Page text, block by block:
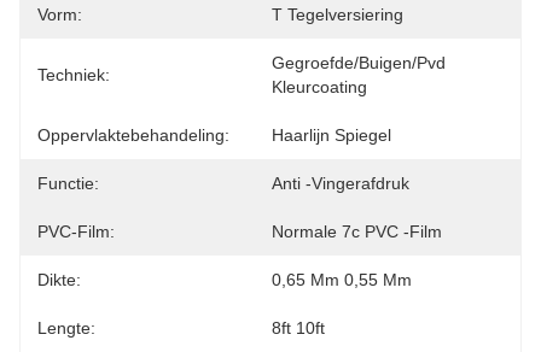
Vorm: T Tegelversiering
Techniek:
Gegroefde/buigen/pvd
Kleurcoating
Oppervlaktebehandeling: Haarlijn Spiegel
Functie: Anti -vingerafdruk
PVC-Film: Normale 7c PVC -film
Dikte: 0,65 Mm 0,55 Mm
Lengte: 8ft 10ft